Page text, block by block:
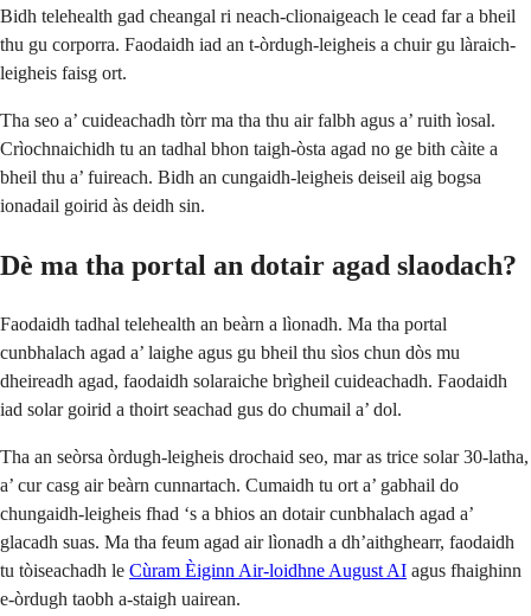
Bidh telehealth gad cheangal ri neach-clionaigeach le cead far a bheil
thu gu corporra. Faodaidh iad an t-òrdugh-leigheis a chuir gu làraich-
leigheis faisg ort.
Tha seo a’ cuideachadh tòrr ma tha thu air falbh agus a’ ruith ìosal.
Crìochnaichidh tu an tadhal bhon taigh-òsta agad no ge bith càite a
bheil thu a’ fuireach. Bidh an cungaidh-leigheis deiseil aig bogsa
ionadail goirid às deidh sin.
Dè ma tha portal an dotair agad slaodach?
Faodaidh tadhal telehealth an beàrn a lìonadh. Ma tha portal
cunbhalach agad a’ laighe agus gu bheil thu sìos chun dòs mu
dheireadh agad, faodaidh solaraiche brìgheil cuideachadh. Faodaidh
iad solar goirid a thoirt seachad gus do chumail a’ dol.
Tha an seòrsa òrdugh-leigheis drochaid seo, mar as trice solar 30-latha,
a’ cur casg air beàrn cunnartach. Cumaidh tu ort a’ gabhail do
chungaidh-leigheis fhad ‘s a bhios an dotair cunbhalach agad a’
glacadh suas. Ma tha feum agad air lìonadh a dh’aithghearr, faodaidh
tu tòiseachadh le Cùram Èiginn Air-loidhne August AI agus fhaighinn
e-òrdugh taobh a-staigh uairean.